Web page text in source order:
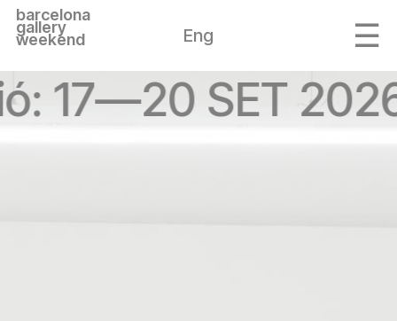
barcelona
gallery
weekend Eng
17—20 SET 2026